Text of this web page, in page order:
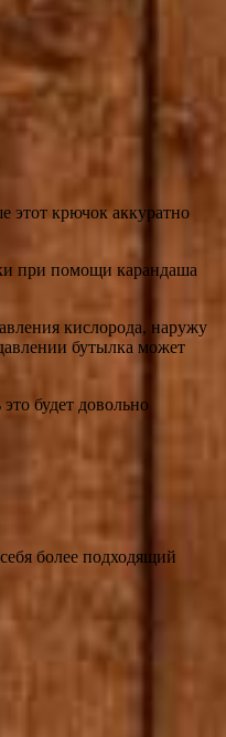
этот крючок аккуратно
при помощи карандаша
кислорода, наружу
бутылка может
будет довольно
более подходящий